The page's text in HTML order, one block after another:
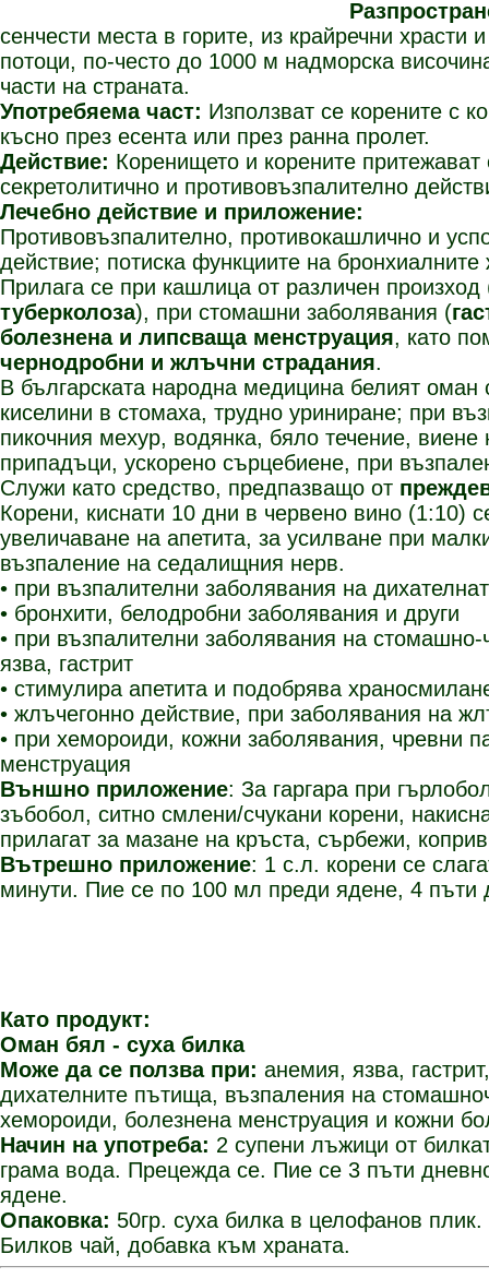
сенчести места в горите, из крайречни храсти
потоци, по-често до 1000 м надморска
части на страната.
Употребяема част: Използват се корените с
късно през есента или през ранна пролет.
Действие: Коренището и корените
секретолитично и противовъзпалително
Лечебно действие и приложение:
Противовъзпалително, противокашлично и
действие; потиска функциите на бронхиалните
Прилага се при кашлица от различен произход
туберколоза), при стомашни заболявания (
болезнена и липсваща менструация, като
чернодробни и жлъчни страдания.
В българската народна медицина белият оман
киселини в стомаха, трудно уриниране; при
пикочния мехур, водянка, бяло течение, виене
припадъци, ускорено сърцебиене, при
Служи като средство, предпазващо от
Корени, киснати 10 дни в червено вино (1:10)
увеличаване на апетита, за усилване при
възпаление на седалищния нерв.
• при възпалителни заболявания на
• бронхити, белодробни заболявания и други
• при възпалителни заболявания на
язва, гастрит
• стимулира апетита и подобрява
• жлъчегонно действие, при заболявания на
• при хемороиди, кожни заболявания, чревни
менструация
Външно приложение: За гаргара при
зъбобол, ситно смлени/счукани корени,
прилагат за мазане на кръста, сърбежи,
Вътрешно приложение: 1 с.л. корени се
минути. Пие се по 100 мл преди ядене, 4 пъти
Като продукт:
Оман бял - суха билка
Може да се ползва при: анемия, язва,
дихателните пътища, възпаления на
хемороиди, болезнена менструация и кожни
Начин на употреба: 2 супени лъжици от
грама вода. Прецежда се. Пие се 3 пъти
ядене.
Опаковка: 50гр. суха билка в целофанов плик.
Билков чай, добавка към храната.